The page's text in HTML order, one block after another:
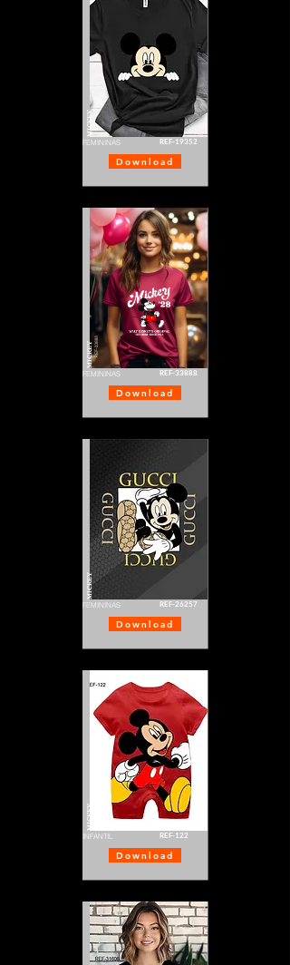
MICKEY
FEMININAS REF-19352
Download
MICKEY
FEMININAS REF-33888
Download
MICKEY
FEMININAS REF-26257
Download
MICKEY
INFANTIL REF-122
Download